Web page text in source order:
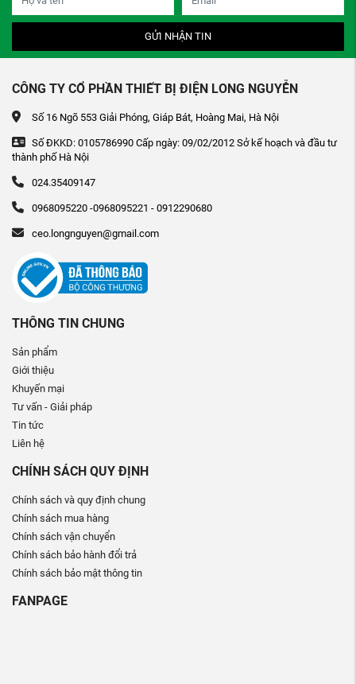
GỬI NHẬN TIN
CÔNG TY CỔ PHẦN THIẾT BỊ ĐIỆN LONG NGUYỄN
Số 16 Ngõ 553 Giải Phóng, Giáp Bát, Hoàng Mai, Hà Nội
Số ĐKKD: 0105786990 Cấp ngày: 09/02/2012 Sở kế hoạch và đầu tư
thành phố Hà Nội
024.35409147
0968095220 -0968095221 - 0912290680
ceo.longnguyen@gmail.com
THÔNG TIN CHUNG
Sản phẩm
Giới thiệu
Khuyến mại
Tư vấn - Giải pháp
Tin tức
Liên hệ
CHÍNH SÁCH QUY ĐỊNH
Chính sách và quy định chung
Chính sách mua hàng
Chính sách vận chuyển
Chính sách bảo hành đổi trả
Chính sách bảo mật thông tin
FANPAGE